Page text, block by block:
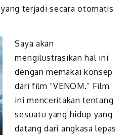
terjadi secara otomatis
Saya akan
mengilustrasikan hal ini
dengan memakai konsep
dari film “VENOM.” Film
ini menceritakan tentang
sesuatu yang hidup yang
datang dari angkasa lepas